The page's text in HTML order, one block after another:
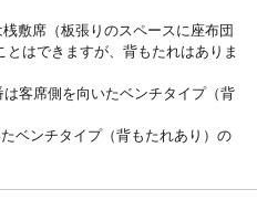
敷席（板張りのスペースに座布団
はできますが、背もたれはありま
客席側を向いたベンチタイプ（背
ベンチタイプ（背もたれあり）の